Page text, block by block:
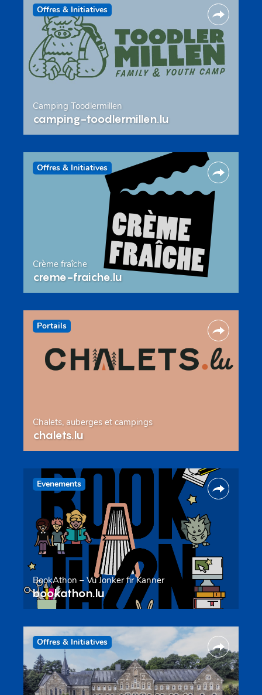
Offres & Initiatives
Camping Toodlermillen
camping-toodlermillen.lu
Offres & Initiatives
Crème fraîche
creme-fraiche.lu
Portails
Chalets, auberges et campings
chalets.lu
Evenements
BookAthon – Vu Jonker fir Kanner
bookathon.lu
Offres & Initiatives